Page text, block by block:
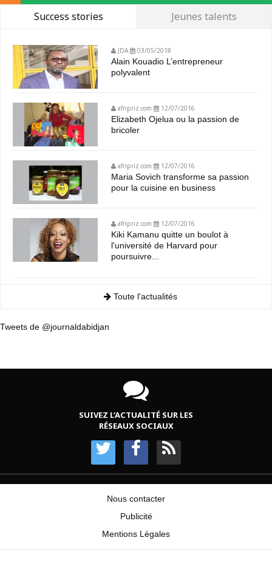
Success stories Jeunes talents
JDA 03/05/2018
Alain Kouadio L’entrepreneur
polyvalent
afripriz.com 12/07/2016
Elizabeth Ojelua ou la passion de
bricoler
afripriz.com 12/07/2016
Maria Sovich transforme sa passion
pour la cuisine en business
afripriz.com 12/07/2016
Kiki Kamanu quitte un boulot à
l'université de Harvard pour
poursuivre...
Toute l'actualités
Tweets de @journaldabidjan
SUIVEZ L’ACTUALITÉ SUR LES
RÉSEAUX SOCIAUX
Nous contacter
Publicité
Mentions Légales